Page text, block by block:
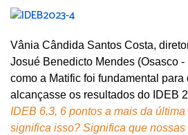
Vânia Cândida Santos Costa,
Josué Benedicto Mendes (Osasco
como a Matific foi fundamental para
alcançasse os resultados do IDEB
IDEB 6.3, 6 pontos a mais da última
significa isso? Significa que